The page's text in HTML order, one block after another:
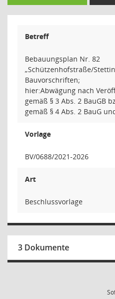
Betreff
Bebauungsplan Nr. 82
„Schützenhofstraße/
Bauvorschriften;
hier:Abwägung nach
gemäß § 3 Abs. 2 BauGB
gemäß § 4 Abs. 2 BauG
Vorlage
BV/0688/2021-2026
Art
Beschlussvorlage
3 Dokumente